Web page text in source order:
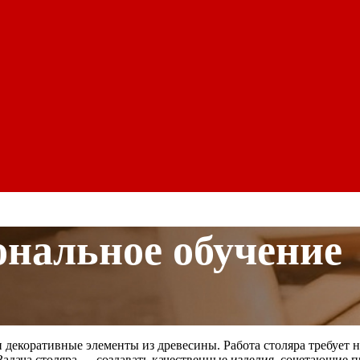
обучение
элементы из древесины. Работа столяра требует